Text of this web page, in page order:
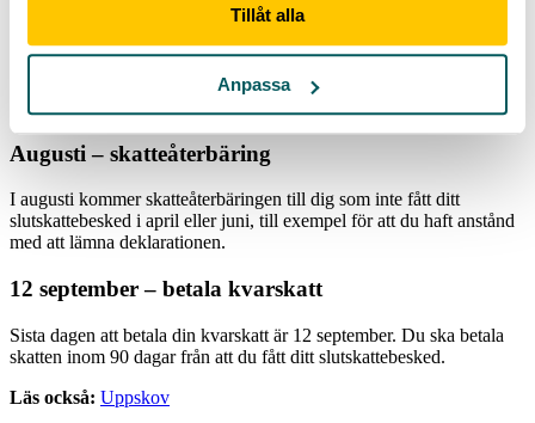
Tillåt alla
Anpassa
Deklarerade du senast den 2 maj, kommer du få ditt slutskattebesked
2-6 juni. Om du inte har en digital brevlåda får du ditt
slutskattebesked med posten 1-3 veckor senare. Om du deklarerade
senast 2 maj och om din deklaration har godkänts, får du din
skatteåterbäring 4-7 juni.
Augusti – skatteåterbäring
I augusti kommer skatteåterbäringen till dig som inte fått ditt
slutskattebesked i april eller juni, till exempel för att du haft anstånd
med att lämna deklarationen.
12 september – betala kvarskatt
Sista dagen att betala din kvarskatt är 12 september. Du ska betala
skatten inom 90 dagar från att du fått ditt slutskattebesked.
Läs också: Uppskov